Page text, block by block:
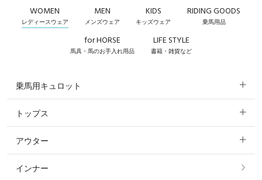
WOMEN
レディースウェア
MEN
メンズウェア
KIDS
キッズウェア
RIDING GOODS
乗馬用品
for HORSE
馬具・馬のお手入れ用品
LIFE STYLE
書籍・雑貨など
乗馬用キュロット
すべてのキュロット
フルグリップ・尻革 キュロット
ニーグリップ・膝革 キュロット
トップス
すべてのトップス
ポロシャツ
アウター
すべてのアウター
インナー